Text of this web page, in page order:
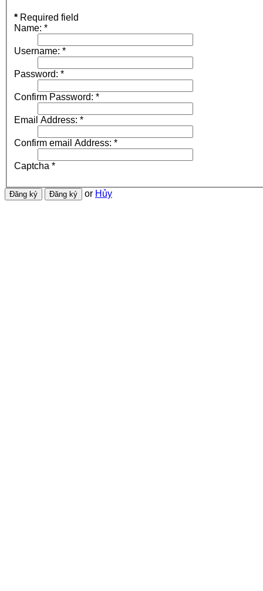
* Required field
Name: *
Username: *
Password: *
Confirm Password: *
Email Address: *
Confirm email Address: *
Captcha *
or Hủy